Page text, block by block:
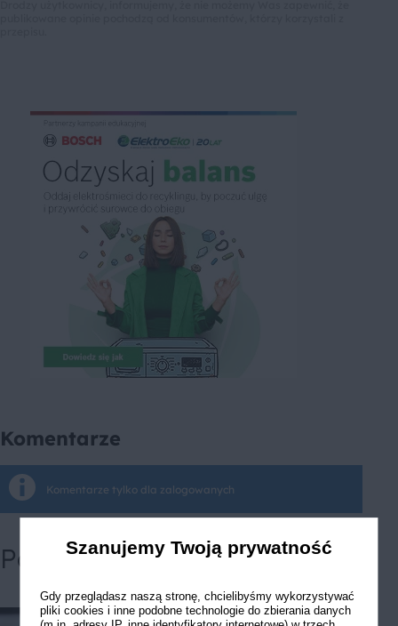
Komentarze
Komentarze tylko dla zalogowanych
Powiązane przepisy
Szanujemy Twoją prywatność
Gdy przeglądasz naszą stronę, chcielibyśmy wykorzystywać
pliki cookies i inne podobne technologie do zbierania danych